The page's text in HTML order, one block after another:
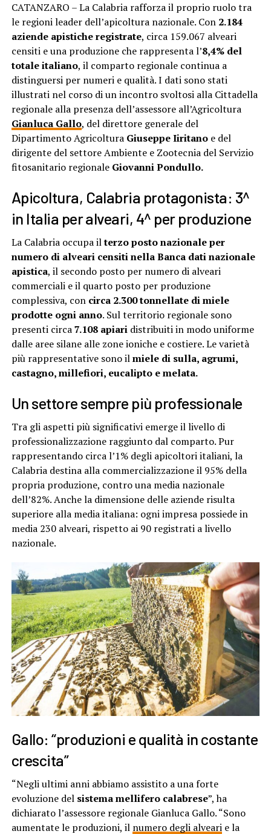
CATANZARO – La Calabria rafforza il proprio ruolo tra
le regioni leader dell’apicoltura nazionale. Con 2.184
aziende apistiche registrate, circa 159.067 alveari
censiti e una produzione che rappresenta l’8,4% del
totale italiano, il comparto regionale continua a
distinguersi per numeri e qualità. I dati sono stati
illustrati nel corso di un incontro svoltosi alla Cittadella
regionale alla presenza dell’assessore all’Agricoltura
Gianluca Gallo, del direttore generale del
Dipartimento Agricoltura Giuseppe Iiritanoe del
dirigente del settore Ambiente e Zootecnia del Servizio
fitosanitario regionale Giovanni Pondullo.
Apicoltura, Calabria protagonista: 3^
in Italia per alveari, 4^ per produzione
La Calabria occupa ilterzo posto nazionale per
numero di alveari censiti nella Banca dati nazionale
apistica, il secondo posto per numero di alveari
commerciali e il quarto posto per produzione
complessiva, con circa 2.300 tonnellate di miele
prodotte ogni anno. Sul territorio regionale sono
presenti circa7.108 apiaridistribuiti in modo uniforme
dalle aree silane alle zone ioniche e costiere. Le varietà
più rappresentative sono ilmiele di sulla, agrumi,
castagno, millefiori, eucalipto e melata.
Un settore sempre più professionale
Tra gli aspetti più significativi emerge il livello di
professionalizzazione raggiunto dal comparto. Pur
rappresentando circa l’1% degli apicoltori italiani, la
Calabria destina alla commercializzazione il 95% della
propria produzione, contro una media nazionale
dell’82%. Anche la dimensione delle aziende risulta
superiore alla media italiana: ogni impresa possiede in
media 230 alveari, rispetto ai 90 registrati a livello
nazionale.
Gallo: “produzioni e qualità in costante
crescita”
“Negli ultimi anni abbiamo assistito a una forte
evoluzione del sistema mellifero calabrese”, ha
dichiarato l’assessore regionale Gianluca Gallo. “Sono
aumentate le produzioni, il numero degli alvearie la